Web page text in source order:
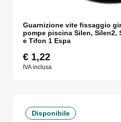
Guarnizione vite fissaggio
pompe piscina Silen, Silen2,
e Tifon 1 Espa
€1,22
IVA inclusa
Disponibile